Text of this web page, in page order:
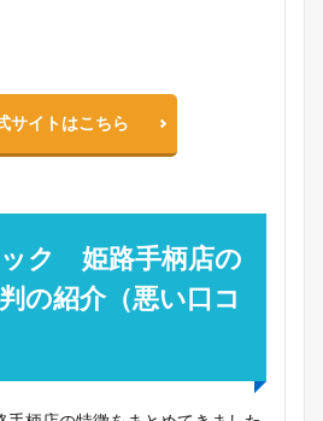
サイトはこちら
ク 姫路手柄店の
の紹介（悪い口コ